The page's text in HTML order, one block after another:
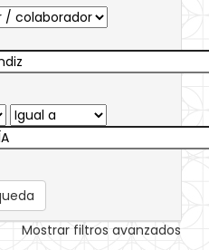
Mostrar filtros avanzados